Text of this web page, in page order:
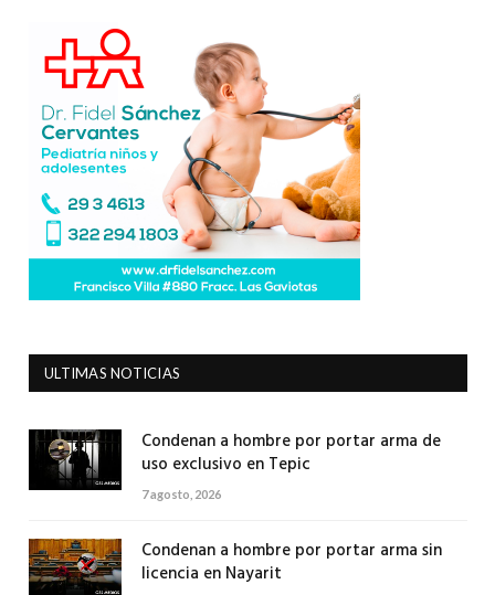
ULTIMAS NOTICIAS
Condenan a hombre por portar arma de
uso exclusivo en Tepic
7 agosto, 2026
Condenan a hombre por portar arma sin
licencia en Nayarit